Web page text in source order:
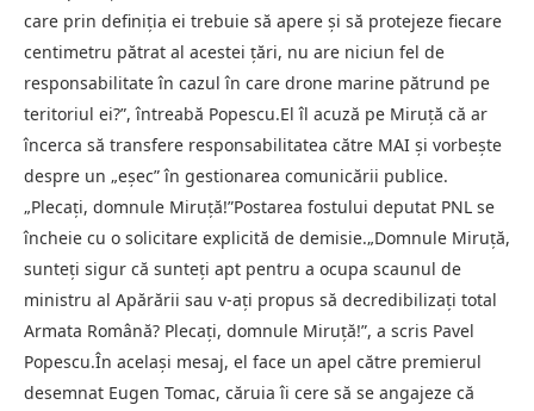
care prin definiția ei trebuie să apere și să protejeze fiecare
centimetru pătrat al acestei țări, nu are niciun fel de
responsabilitate în cazul în care drone marine pătrund pe
teritoriul ei?”, întreabă Popescu.El îl acuză pe Miruță că ar
încerca să transfere responsabilitatea către MAI și vorbește
despre un „eșec” în gestionarea comunicării publice.
„Plecați, domnule Miruță!”Postarea fostului deputat PNL se
încheie cu o solicitare explicită de demisie.„Domnule Miruță,
sunteți sigur că sunteți apt pentru a ocupa scaunul de
ministru al Apărării sau v-ați propus să decredibilizați total
Armata Română? Plecați, domnule Miruță!”, a scris Pavel
Popescu.În același mesaj, el face un apel către premierul
desemnat Eugen Tomac, căruia îi cere să se angajeze că